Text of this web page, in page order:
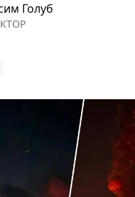
Голуб